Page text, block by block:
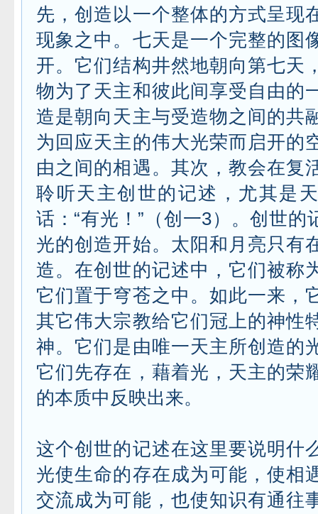
先，创造以一个整体的方式呈现
现象之中。七天是一个完整的图
开。它们结构井然地朝向第七天
物为了天主和彼此间享受自由的
造是朝向天主与受造物之间的共
为回应天主的伟大光荣而启开的
由之间的相遇。其次，教会在复
聆听天主创世的记述，尤其是
话：“有光！”（创一3）。创世的
光的创造开始。太阳和月亮只有
造。在创世的记述中，它们被称
它们置于穹苍之中。如此一来，
其它伟大宗教给它们冠上的神性
神。它们是由唯一天主所创造的
它们先存在，藉着光，天主的荣
的本质中反映出来。
这个创世的记述在这里要说明什
光使生命的存在成为可能，使相
交流成为可能，也使知识有通往